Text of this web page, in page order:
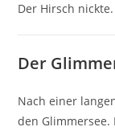
Der Hirsch
Der
Nach einer
den Glimmersee.